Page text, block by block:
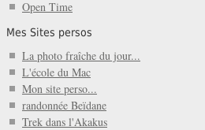
Open Time
Mes Sites persos
La photo fraîche du jour...
L'école du Mac
Mon site perso...
randonnée Beïdane
Trek dans l'Akakus